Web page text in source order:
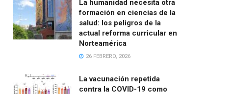
La humanidad necesita otra
formación en ciencias de la
salud: los peligros de la
actual reforma curricular en
Norteamérica
26 FEBRERO, 2026
La vacunación repetida
contra la COVID-19 como